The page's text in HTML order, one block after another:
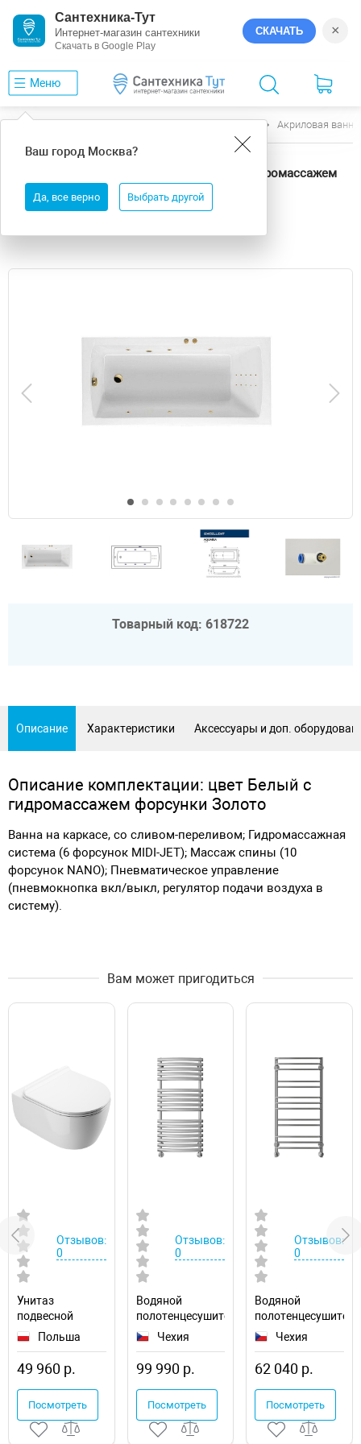
Сантехника-Тут
Интернет-магазин сантехники
Скачать в Google Play
СКАЧАТЬ ×
Меню
Ваш город Москва?
Да, все верно Выбрать другой
Акриловая
Акриловая ванна Excellent Aquaria 160x70
WAEX.AQU16.LINENANO.GL цвет Белый с гидромассажем
форсунки Золото
Товарный код: 618722
Описание Характеристики Аксессуары и доп.
Описание комплектации: цвет Белый с
гидромассажем форсунки Золото
Ванна на каркасе, со сливом-переливом; Гидромассажная
система (6 форсунок MIDI-JET); Массаж спины (10
форсунок NANO); Пневматическое управление
(пневмокнопка вкл/выкл, регулятор подачи воздуха в
систему).
Вам может пригодиться
Отзывов:
0
Унитаз
подвесной
Excellent Doto
CEEX.1404.545.WH
Польша
49 960 р.
Посмотреть
Отзывов:
0
Водяной
полотенцесушитель
Ravak Elegance
X04000083677
Чехия
99 990 р.
Посмотреть
Отзывов:
0
Водяной
полотенцесушитель
Ravak Cube
X04000083669
Чехия
62 040 р.
Посмотреть